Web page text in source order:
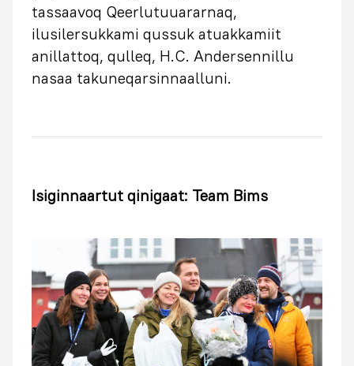
tassaavoq Qeerlutuuararnaq,
ilusilersukkami qussuk atuakkamiit
anillattoq, qulleq, H.C. Andersennillu
nasaa takuneqarsinnaalluni.
Isiginnaartut qinigaat: Team Bims